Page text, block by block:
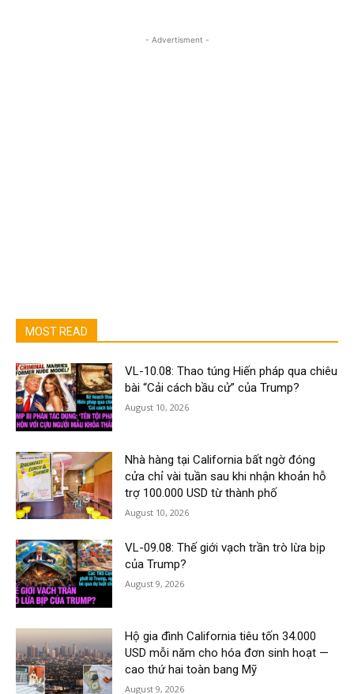
- Advertisment -
MOST READ
VL-10.08: Thao túng Hiến pháp qua chiêu
bài “Cải cách bầu cử” của Trump?
August 10, 2026
Nhà hàng tại California bất ngờ đóng
cửa chỉ vài tuần sau khi nhận khoản hỗ
trợ 100.000 USD từ thành phố
August 10, 2026
VL-09.08: Thế giới vạch trần trò lừa bịp
của Trump?
August 9, 2026
Hộ gia đình California tiêu tốn 34.000
USD mỗi năm cho hóa đơn sinh hoạt —
cao thứ hai toàn bang Mỹ
August 9, 2026